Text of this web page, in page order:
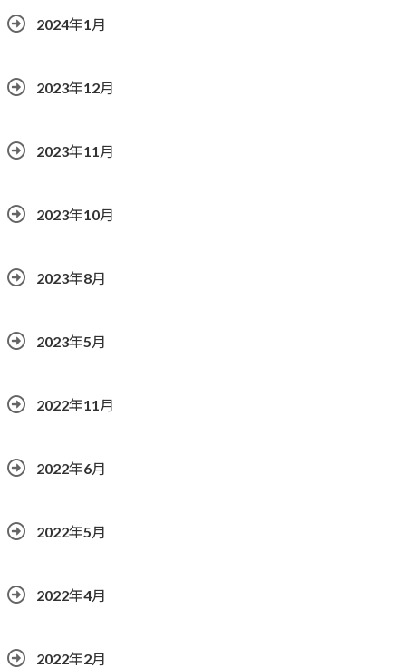
2024年1月
2023年12月
2023年11月
2023年10月
2023年8月
2023年5月
2022年11月
2022年6月
2022年5月
2022年4月
2022年2月